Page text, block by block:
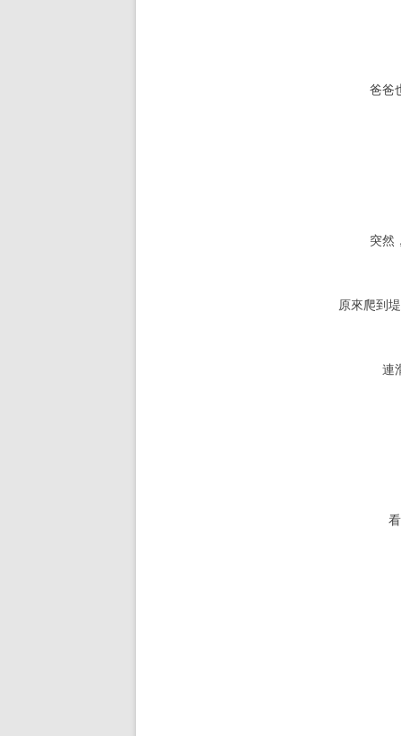
爸爸
突然
原來爬到
連